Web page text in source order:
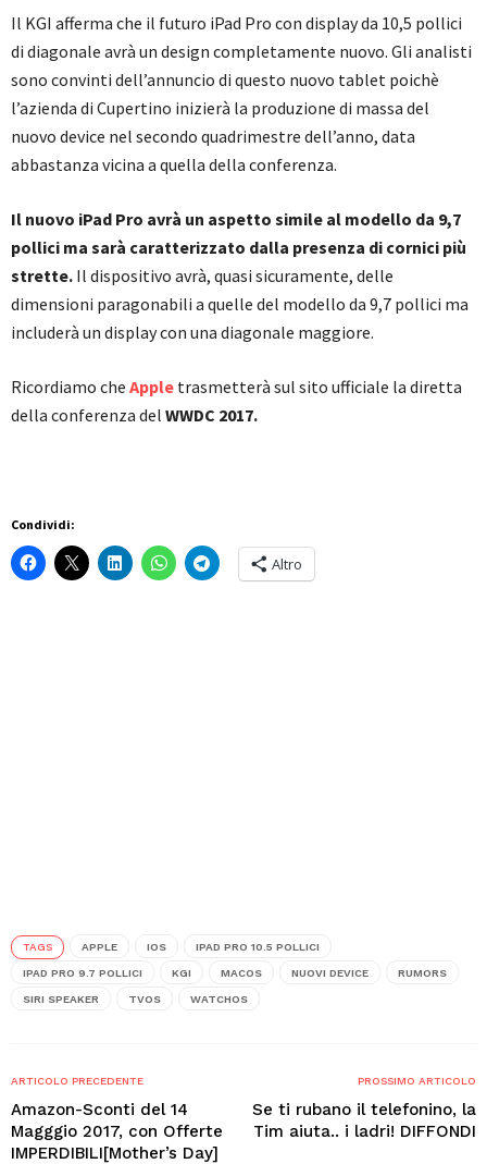
Il KGI afferma che il futuro iPad Pro con display da 10,5 pollici
di diagonale avrà un design completamente nuovo. Gli analisti
sono convinti dell’annuncio di questo nuovo tablet poichè
l’azienda di Cupertino inizierà la produzione di massa del
nuovo device nel secondo quadrimestre dell’anno, data
abbastanza vicina a quella della conferenza.
Il nuovo iPad Pro avrà un aspetto simile al modello da 9,7
pollici ma sarà caratterizzato dalla presenza di cornici più
strette. Il dispositivo avrà, quasi sicuramente, delle
dimensioni paragonabili a quelle del modello da 9,7 pollici ma
includerà un display con una diagonale maggiore.
Ricordiamo che Apple trasmetterà sul sito ufficiale la diretta
della conferenza del WWDC 2017.
Condividi:
Altro
TAGS APPLE IOS IPAD PRO 10.5 POLLICI
IPAD PRO 9.7 POLLICI KGI MACOS NUOVI DEVICE RUMORS
SIRI SPEAKER TVOS WATCHOS
ARTICOLO PRECEDENTE
Amazon-Sconti del 14
Magggio 2017, con Offerte
IMPERDIBILI[Mother’s Day]
PROSSIMO ARTICOLO
Se ti rubano il telefonino, la
Tim aiuta.. i ladri! DIFFONDI